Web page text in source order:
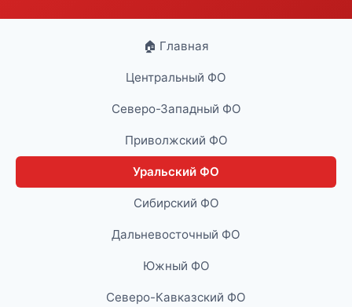
🏠 Главная
Центральный ФО
Северо-Западный ФО
Приволжский ФО
Уральский ФО
Сибирский ФО
Дальневосточный ФО
Южный ФО
Северо-Кавказский ФО